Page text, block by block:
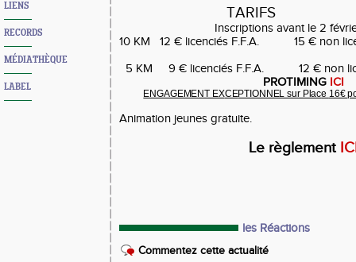
LIENS
RECORDS
MÉDIATHÈQUE
LABEL
TARIFS
Inscriptions avant le 2
10 KM 12 € licenciés F.F.A. 15 € non
5 KM 9 € licenciés F.F.A. 12 € non
PROTIMING ICI
ENGAGEMENT EXCEPTIONNEL sur Place 16€
Animation jeunes gratuite.
Le règlement
les Réactions
Commentez cette actualité